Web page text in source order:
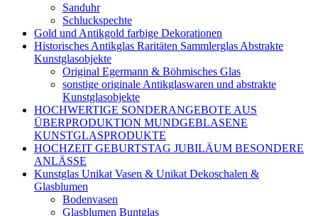
Sanduhr
Schluckspechte
Gold und Antikgold farbige Dekorationen
Historisches Antikglas Raritäten Sammlerglas Abstrakte
Kunstglasobjekte
Original Egermann & Böhmisches Glas
sonstige originale Antikglaswaren und abstrakte
Kunstglasobjekte
HOCHWERTIGE SONDERANGEBOTE AUS
ÜBERPRODUKTION MUNDGEBLASENE
KUNSTGLASPRODUKTE
HOCHZEIT GEBURTSTAG JUBILÄUM BESONDERE
ANLÄSSE
Kunstglas Unikat Vasen & Unikat Dekoschalen &
Glasblumen
Bodenvasen
Glasblumen Buntglas